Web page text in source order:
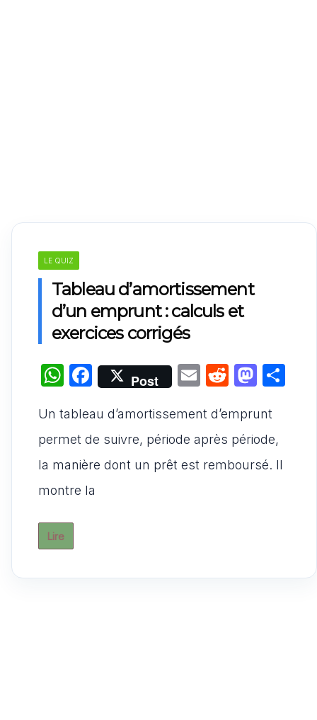
LE QUIZ
Tableau d’amortissement
d’un emprunt : calculs et
exercices corrigés
W
at
s
A
p
F
a
c
e
b
o
Post
E
ai
l
R
d
di
t
M
st
o
d
Un tableau d’amortissement d’emprunt
permet de suivre, période après période,
la manière dont un prêt est remboursé. Il
montre la
Lire